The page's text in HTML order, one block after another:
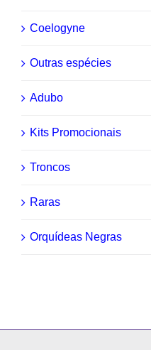
Coelogyne
Outras espécies
Adubo
Kits Promocionais
Troncos
Raras
Orquídeas Negras